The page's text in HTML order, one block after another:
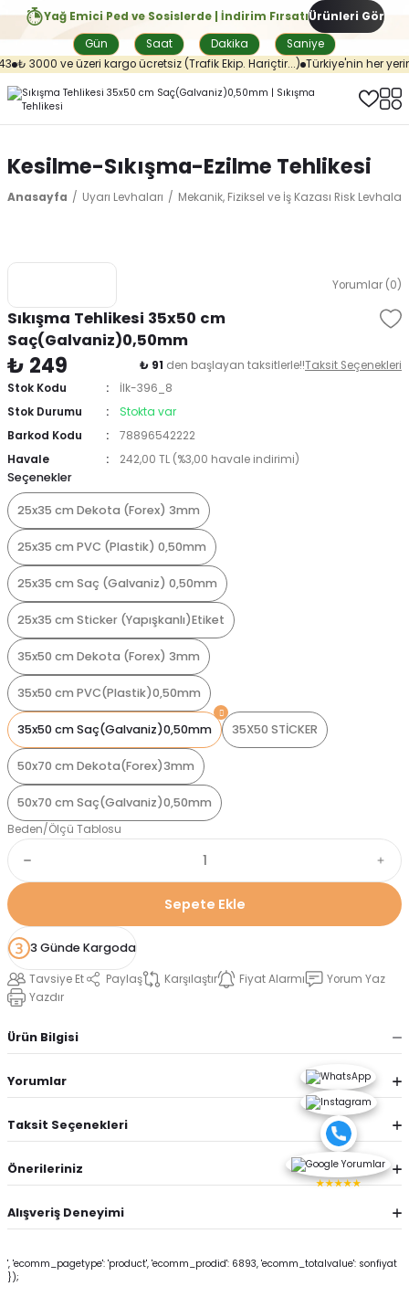
Yağ Emici Ped ve Sosislerde | İndirim Fırsatı
Gün
Saat Dakika Saniye
Ürünleri Gör
₺ 3000 ve üzeri kargo ücretsiz (Trafik Ekip. Hariçtir...) Türkiye'nin her
Kesilme-Sıkışma-Ezilme Tehlikesi
Anasayfa Uyarı Levhaları Mekanik, Fiziksel ve İş Kazası Risk Levhaları
Yorumlar (0)
Sıkışma Tehlikesi 35x50 cm
Saç(Galvaniz)0,50mm
₺ 249 ₺ 91 den başlayan taksitlerle!!Taksit Seçenekleri
Stok Kodu
İlk-396_8
Stok Durumu
Stokta var
Barkod Kodu
78896542222
Havale
242,00 TL (%3,00 havale indirimi)
Seçenekler
25x35 cm Dekota (Forex) 3mm
25x35 cm PVC (Plastik) 0,50mm
25x35 cm Saç (Galvaniz) 0,50mm
25x35 cm Sticker (Yapışkanlı)Etiket
35x50 cm Dekota (Forex) 3mm
35x50 cm PVC(Plastik)0,50mm
35x50 cm Saç(Galvaniz)0,50mm 35X50 STİCKER
50x70 cm Dekota(Forex)3mm
50x70 cm Saç(Galvaniz)0,50mm
Beden/Ölçü Tablosu
Sepete Ekle
3 Günde Kargoda
Tavsiye Et Paylaş Karşılaştır Fiyat Alarmı
Yorum Yaz
Yazdır
Ürün Bilgisi
Yorumlar
Taksit Seçenekleri
Önerileriniz
Alışveriş Deneyimi
', 'ecomm_pagetype': 'product', 'ecomm_prodid': 6893, 'ecomm_totalvalue': sonfiyat
});
★★★★★